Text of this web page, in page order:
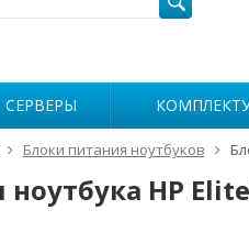
СЕРВЕРЫ
Блоки питания ноутбуков
HP